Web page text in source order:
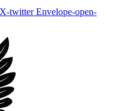
X-twitter Envelope-open-